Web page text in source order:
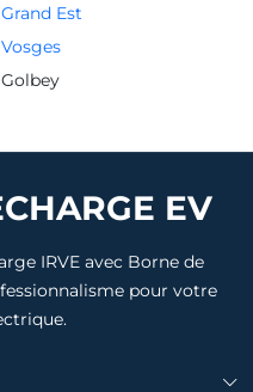
Est
EV
IRVE avec Borne de
pour votre